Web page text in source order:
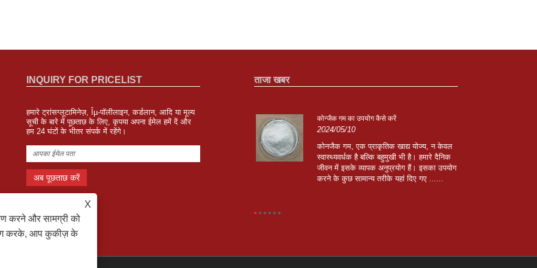
INQUIRY FOR PRICELIST
हमारे ट्रांसग्लूटामिनेज़, Îµ-पॉलीलाइन, कर्डलान, आदि या मूल्य
सूची के बारे में पूछताछ के लिए, कृपया अपना ईमेल हमें दें और
हम 24 घंटों के भीतर संपर्क में रहेंगे।
ताजा खबर
जिपिन बायोटेक ब्राजील के साओ पाउलो में FISA में भाग
लेगा
हम 8 से 10 अगस्त तक साओ पाउलो, ब्राज़ील में खाद्य सामग्री दक्षिण
अमेरिका में भाग लेंगे और बूथ संख्या F62 है।
कोन्जैक गम का उपयोग कैसे करें
2024/05/10
कोनजैक गम, एक प्राकृतिक खाद्य योज्य, न केवल
स्वास्थ्यवर्धक है बल्कि बहुमुखी भी है। हमारे दैनिक
जीवन में इसके व्यापक अनुप्रयोग हैं। इसका उपयोग
करने के कुछ सामान्य तरीके यहां दिए गए ......
X
करने और सामग्री को
करके, आप कुकीज़ के